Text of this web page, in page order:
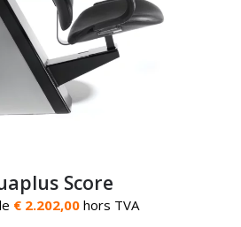
Score
€ 2.202,00 hors TVA